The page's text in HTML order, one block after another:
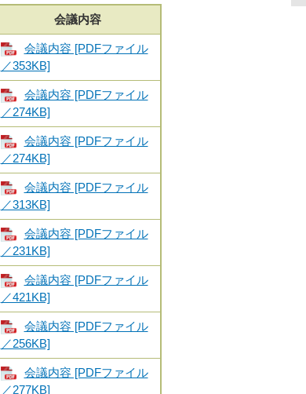
会議内容
会議内容 [PDFファイル
／353KB]
会議内容 [PDFファイル
／274KB]
会議内容 [PDFファイル
／274KB]
会議内容 [PDFファイル
／313KB]
会議内容 [PDFファイル
／231KB]
会議内容 [PDFファイル
／421KB]
会議内容 [PDFファイル
／256KB]
会議内容 [PDFファイル
／277KB]